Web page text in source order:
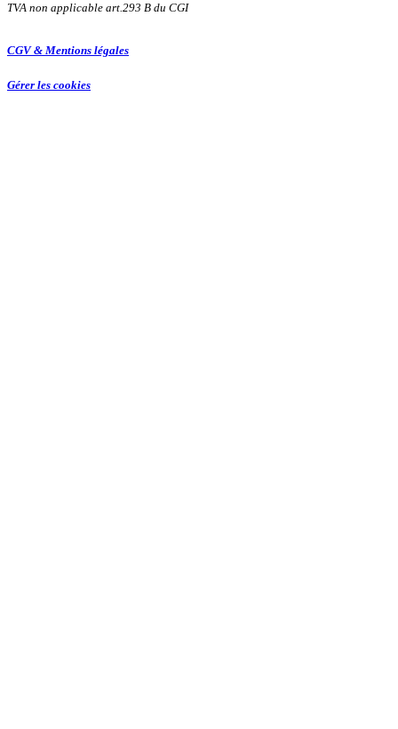
TVA non applicable art.293 B du CGI
CGV & Mentions légales
Gérer les cookies